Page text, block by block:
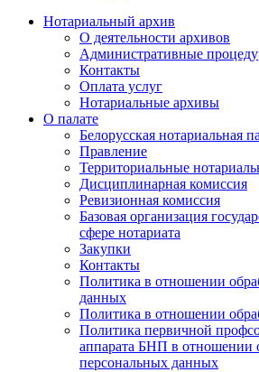
Нотариальный архив
О деятельности архивов
Административные
Контакты
Оплата услуг
Нотариальные архивы
О палате
Белорусская нотариальная
Правление
Территориальные
Дисциплинарная комиссия
Ревизионная комиссия
Базовая организация
сфере нотариата
Закупки
Контакты
Политика в отношении
данных
Политика в отношении
Политика первичной
аппарата БНП в отношении
персональных данных